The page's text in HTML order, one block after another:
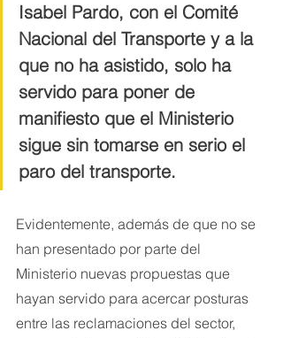
Isabel Pardo, con el Comité
Nacional del Transporte y a la
que no ha asistido, solo ha
servido para poner de
manifiesto que el Ministerio
sigue sin tomarse en serio el
paro del transporte.
Evidentemente, además de que no se
han presentado por parte del
Ministerio nuevas propuestas que
hayan servido para acercar posturas
entre las reclamaciones del sector,